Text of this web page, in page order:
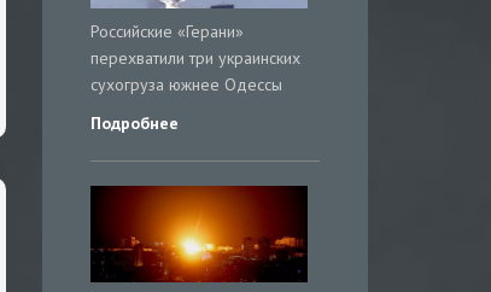
Российские «Герани»
перехватили три украинских
сухогруза южнее Одессы
Подробнее